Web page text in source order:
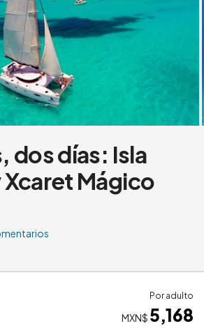
dos días: Isla
Xcaret Mágico
Por adulto
MXN$ 5,168